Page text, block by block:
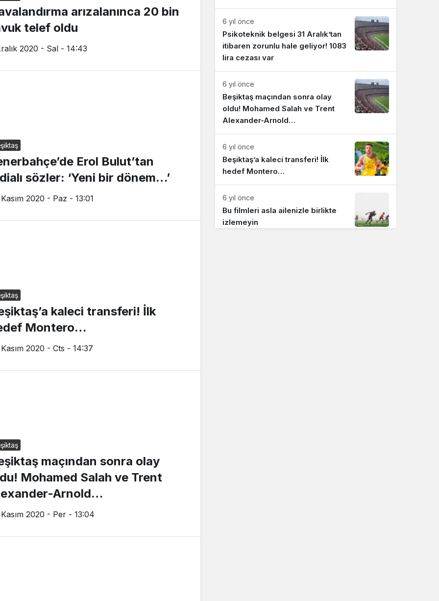
arızalanınca 20 bin
telef oldu
2020 - Sal - 14:43
Erol Bulut’tan
sözler: ‘Yeni bir dönem…’
2020 - Paz - 13:01
kaleci transferi! İlk
Montero…
2020 - Cts - 14:37
maçından sonra olay
Mohamed Salah ve Trent
Arnold…
2020 - Per - 13:04
6 yıl önce
Psikoteknik belgesi 31 Aralık’tan
itibaren zorunlu hale geliyor! 1083
lira cezası var
6 yıl önce
Beşiktaş maçından sonra olay
oldu! Mohamed Salah ve Trent
Alexander-Arnold…
6 yıl önce
Beşiktaş’a kaleci transferi! İlk
hedef Montero…
6 yıl önce
Bu filmleri asla ailenizle birlikte
izlemeyin